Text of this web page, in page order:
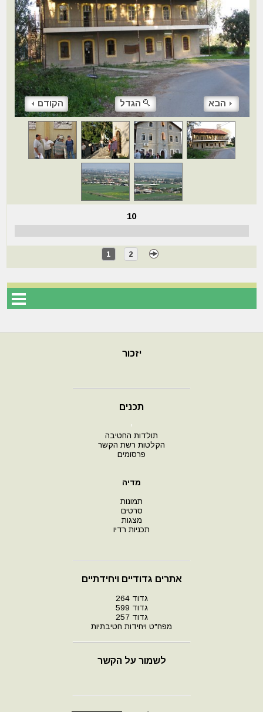
הקודם הגדל הבא
10
1 2
יזכור
תכנים
י
תולדות החטיבה
הקלטות רשת הקשר
פרסומים
מדיה
תמונות
סרטים
מצגות
תכניות רדיו
אתרים גדודיים ויחידתיים
גדוד 264
גדוד 599
גדוד 257
מפח"ט ויחידות חטיבתיות
לשמור על הקשר